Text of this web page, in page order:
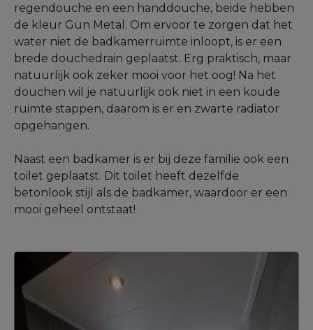
regendouche en een handdouche, beide hebben
de kleur Gun Metal. Om ervoor te zorgen dat het
water niet de badkamerruimte inloopt, is er een
brede douchedrain geplaatst. Erg praktisch, maar
natuurlijk ook zeker mooi voor het oog! Na het
douchen wil je natuurlijk ook niet in een koude
ruimte stappen, daarom is er en zwarte radiator
opgehangen.
Naast een badkamer is er bij deze familie ook een
toilet geplaatst. Dit toilet heeft dezelfde
betonlook stijl als de badkamer, waardoor er een
mooi geheel ontstaat!